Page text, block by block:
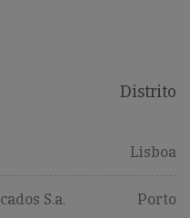
Distrito
Lisboa
S.a. Porto